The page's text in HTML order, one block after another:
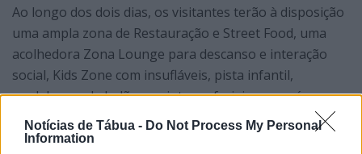
Notícias de Tábua - Do Not Process My Personal
Information
Ao longo dos dois dias, os visitantes terão à disposição
uma ampla zona de Restauração e Street Food, uma
acolhedora Zona Lounge para descanso e interação
social, Kids Zone com insufláveis, pista infantil,
modelagem de balões e pinturas faciais e uma área
dedicada a Test Drives Elétricos.